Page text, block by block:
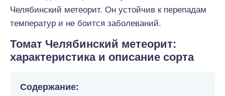
Челябинский метеорит. Он устойчив к перепадам
температур и не боится заболеваний.
Томат Челябинский метеорит:
характеристика и описание сорта
Содержание: